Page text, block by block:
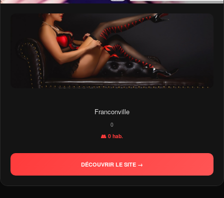
Franconville
0
👥 0 hab.
DÉCOUVRIR LE SITE →